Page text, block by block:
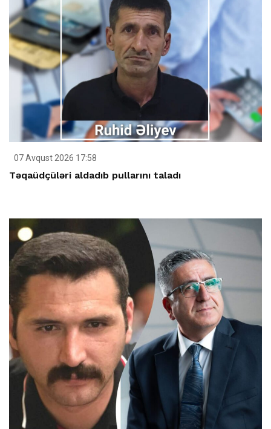
07 Avqust 2026 17:58
Təqaüdçüləri aldadıb pullarını taladı